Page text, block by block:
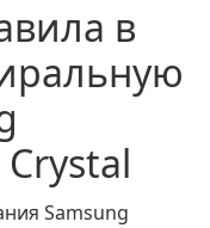
в
Samsung